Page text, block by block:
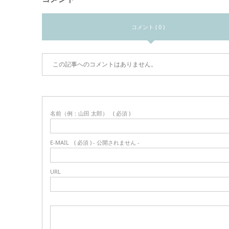
コメント ( 0 )
この記事へのコメントはありません。
名前（例：山田 太郎） ( 必須 )
E-MAIL ( 必須 ) - 公開されません -
URL